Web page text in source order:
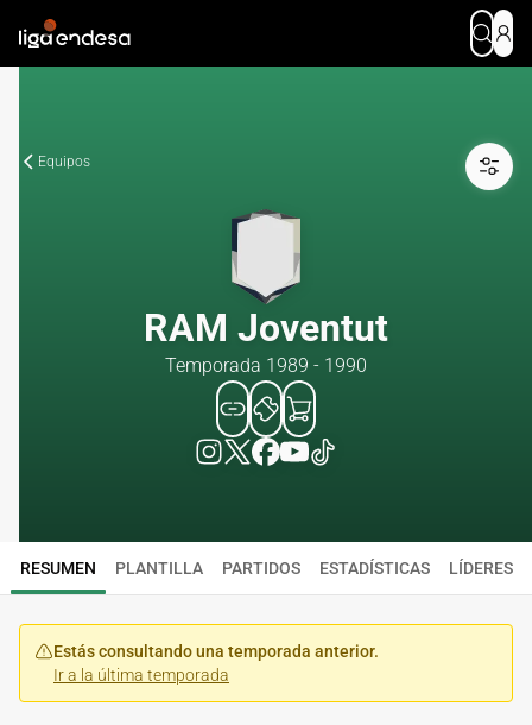
Equipos
RAM Joventut
Temporada 1989 - 1990
RESUMEN PLANTILLA PARTIDOS ESTADÍSTICAS LÍDERES
Estás consultando una temporada anterior.
Ir a la última temporada